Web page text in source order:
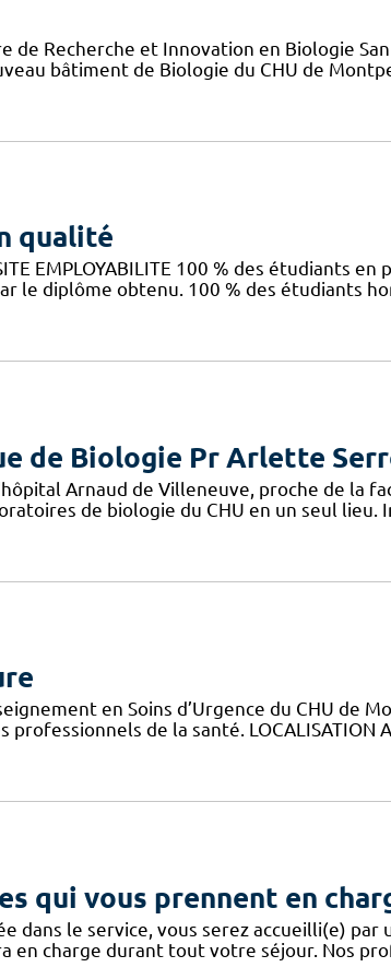
de Recherche et Innovation en Biologie
bâtiment de Biologie du CHU de
qualité
EMPLOYABILITE 100 % des étudiants
le diplôme obtenu. 100 % des étudiants
de Biologie Pr Arlette
Arnaud de Villeneuve, proche de la
de biologie du CHU en un seul lieu.
en Soins d’Urgence du CHU de
professionnels de la santé. LOCALISATION
qui vous prennent en
dans le service, vous serez accueilli(e)
en charge durant tout votre séjour. Nos